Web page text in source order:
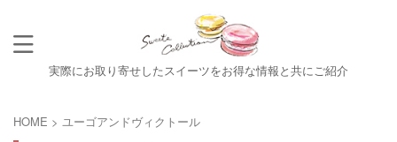
実際にお取り寄せしたスイーツをお得な情報と共にご紹介
HOME > ユーゴアンドヴィクトール